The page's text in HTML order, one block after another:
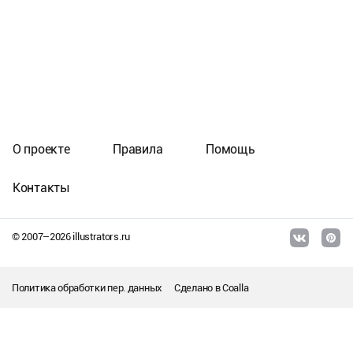
© 2007–2026illustrators.ru
О проекте Правила Помощь
Контакты
Политика обработки пер. данных Сделано вCoalla